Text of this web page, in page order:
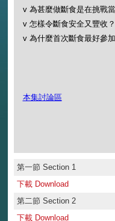
v 為甚麼做斷食是在挑戰
v 怎樣令斷食安全又豐收？
v 為什麼首次斷食最好參
本集討論區
第一節 Section 1
下載 Download
第二節 Section 2
下載 Download